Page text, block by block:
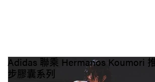
Adidas 聯乘 Hermanos Koumori
步膠囊系列